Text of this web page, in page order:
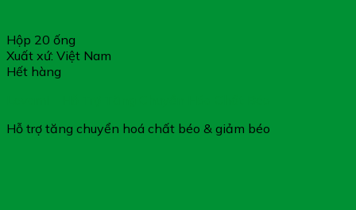
Hộp 20 ống
Xuất xứ: Việt Nam
Hết hàng
Hỗ trợ tăng chuyển hoá chất béo & giảm béo